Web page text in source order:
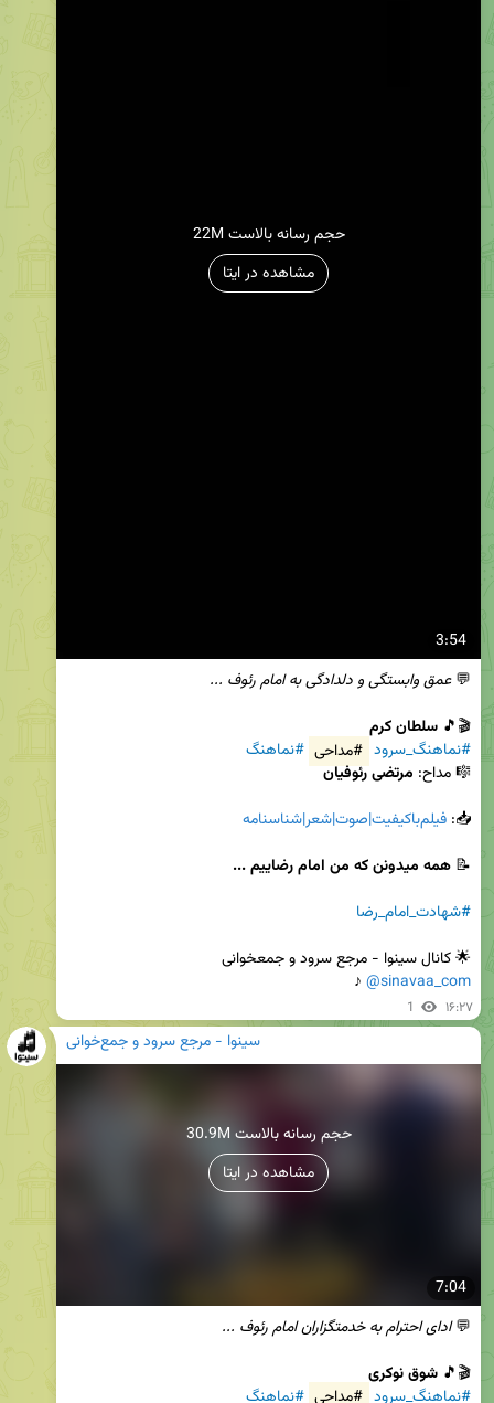
3:54
22M حجم رسانه بالاست
مشاهده در ایتا
💬 عمق وابستگی و دلدادگی به امام رئوف ...
🎬🎵 سلطان کرم
#نماهنگ_سرود #مداحی #نماهنگ
🎼 مداح: مرتضی رئوفیان
📥: فیلم‌باکیفیت|صوت|شعر|شناسنامه
📝 همه میدونن که من امام رضاییم ...
#شهادت_امام_رضا
🌟 کانال سینوا - مرجع‌ سرود و جمعخوانی
@sinavaa_com
♪
1 ۱۶:۲۷
سینوا - مرجع سرود و جمع‌خوانی
7:04
30.9M حجم رسانه بالاست
مشاهده در ایتا
💬 ادای احترام به خدمتگزاران امام رئوف ...
🎬🎵 شوق نوکری
#نماهنگ_سرود #مداحی #نماهنگ